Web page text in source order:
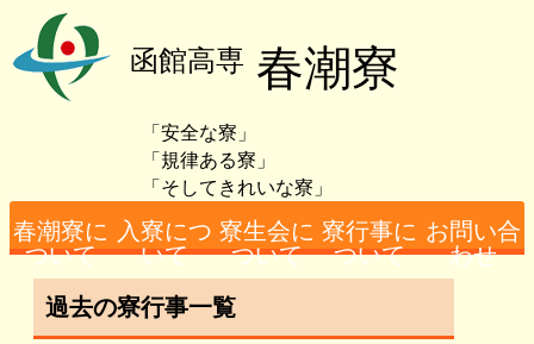
函館高専 春潮寮
「安全な寮」
「規律ある寮」
「そしてきれいな寮」
春潮寮に
ついて
寮務主事あいさつ
寮の概要
入寮者数
設備（男子）につ
いて
設備（女子）につ
いて
寮生の日課につい
て
入寮につ
いて
必要となる費用
女子寮担当者より
寮生会に
ついて
寮生会概要
男子寮総代あいさ
つ
女子寮総代あいさ
つ
寮行事に
ついて
お問い合
わせ
過去の寮行事一覧